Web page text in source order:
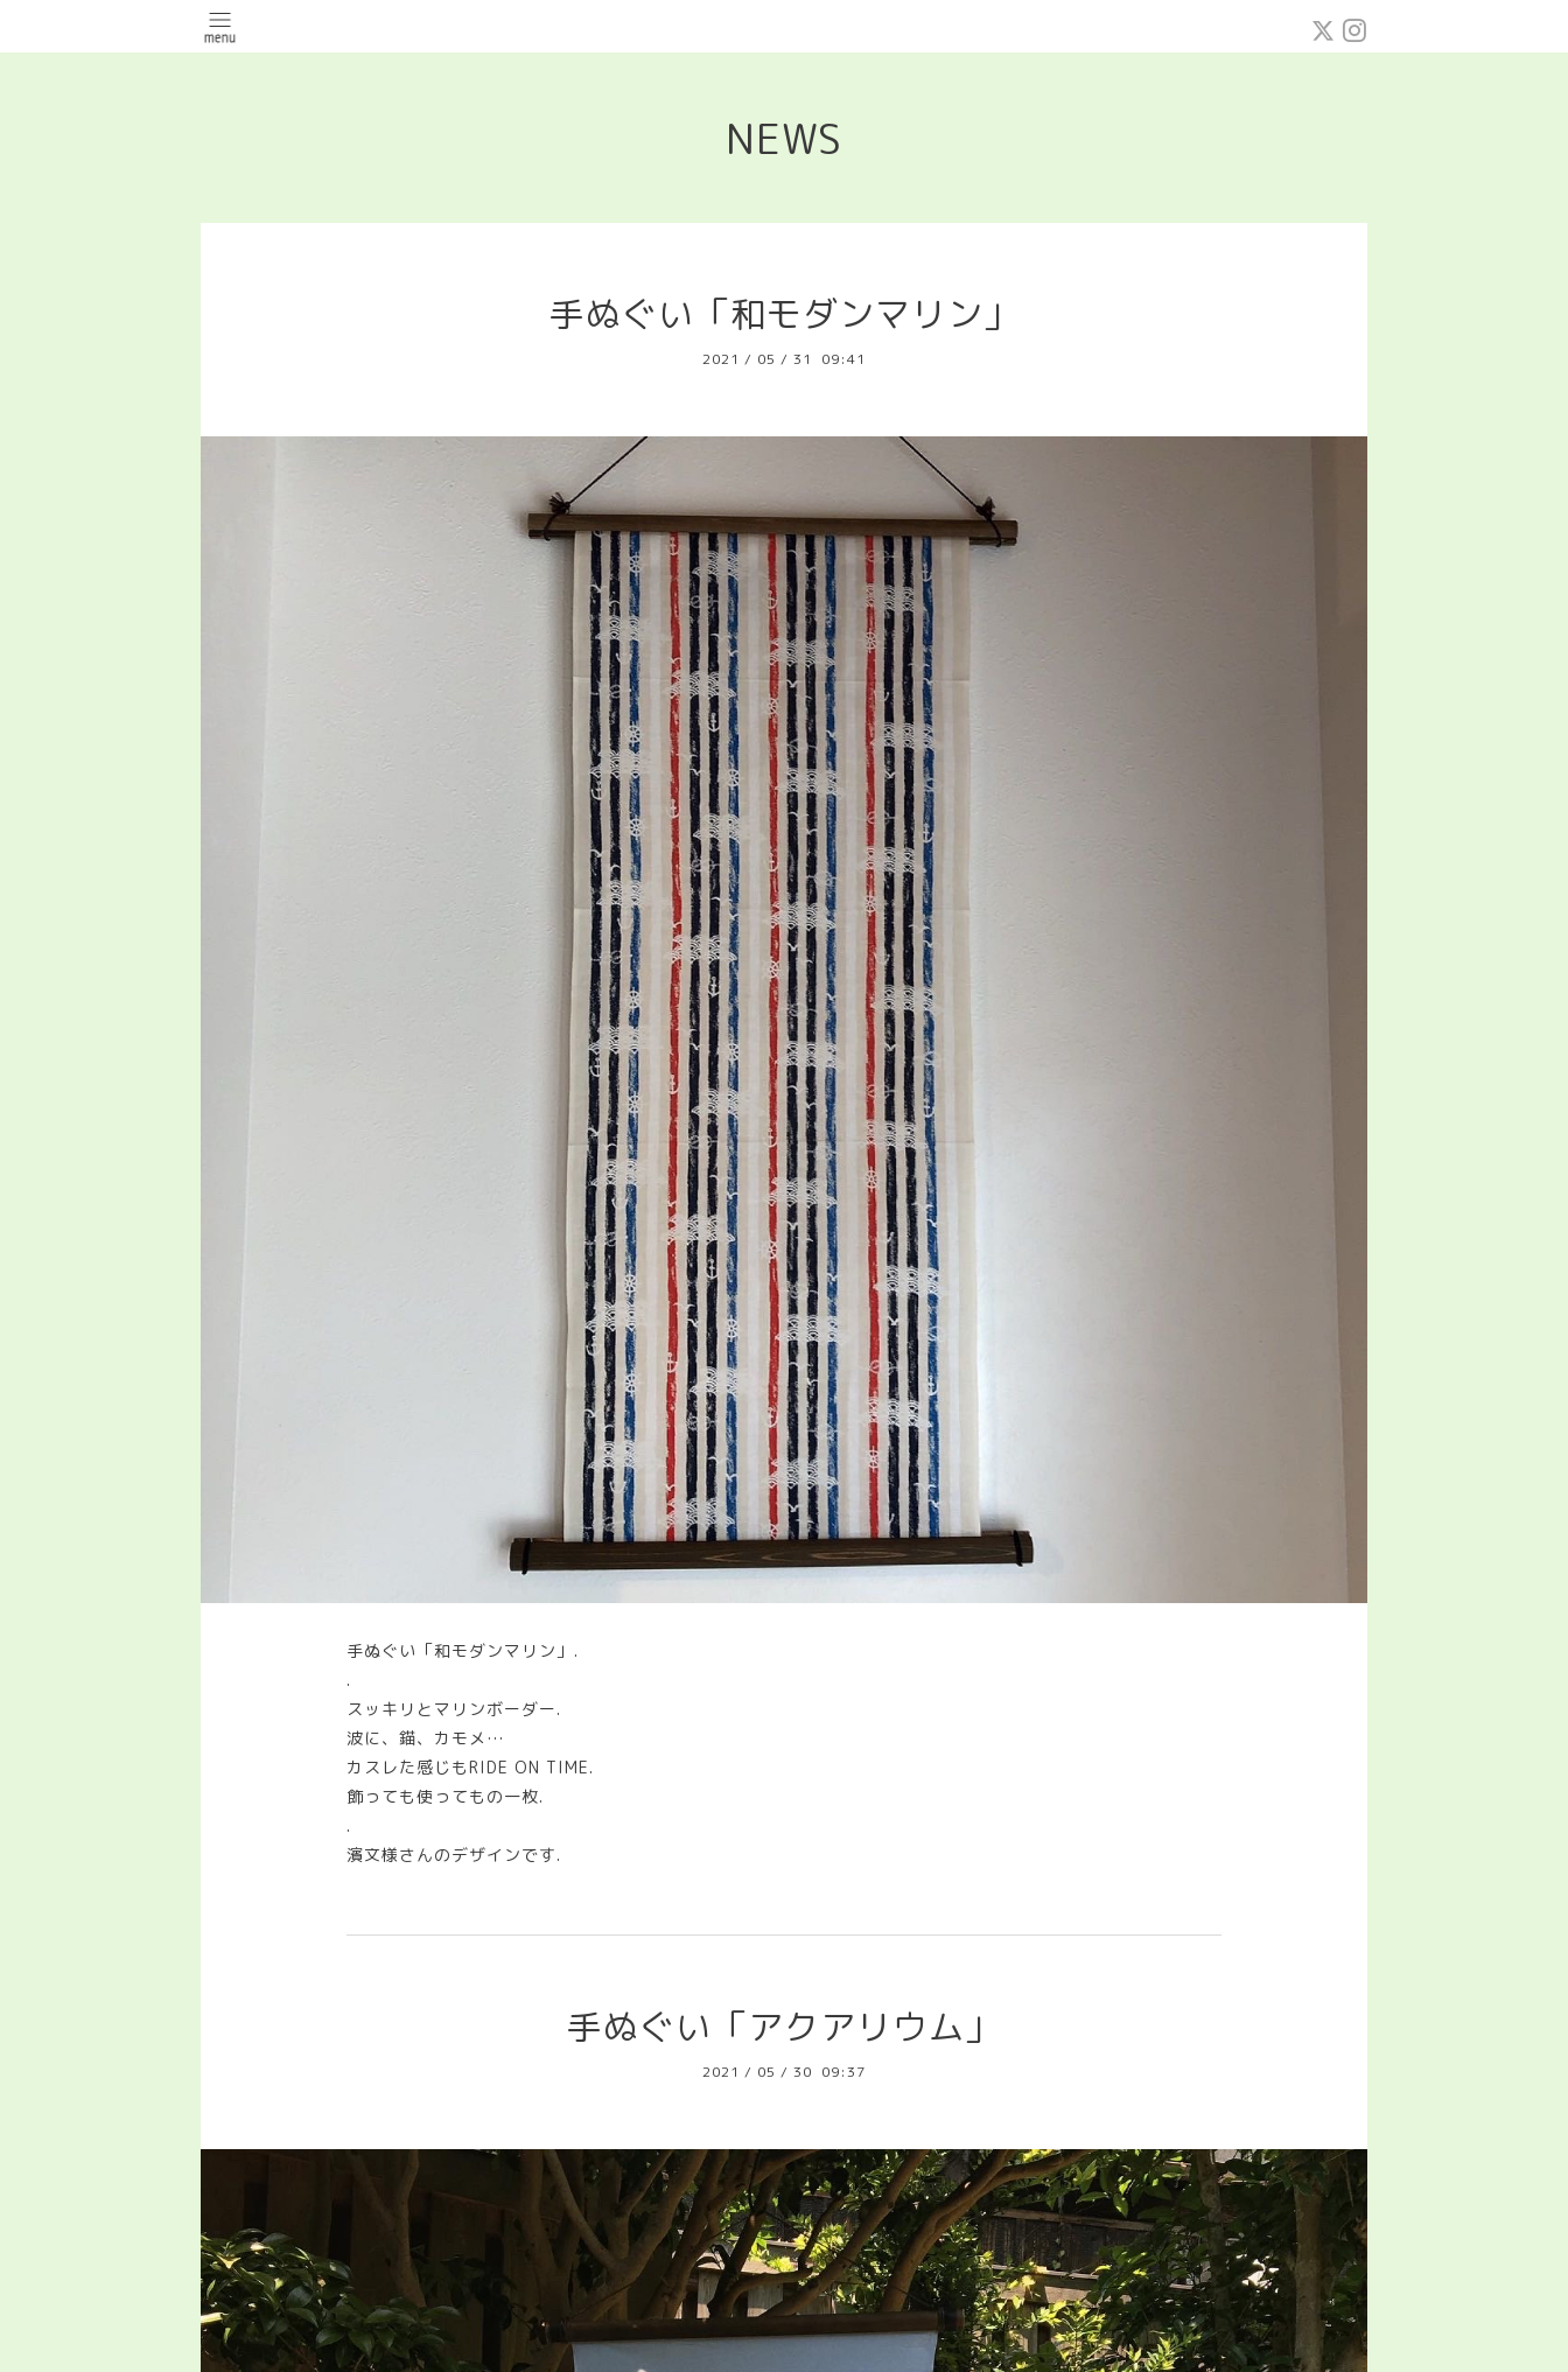
NEWS
手ぬぐい「和モダンマリン」
2021 / 05 / 31 09:41
手ぬぐい「和モダンマリン」.
.
スッキリとマリンボーダー.
波に、錨、カモメ…
カスレた感じもRIDE ON TIME.
飾っても使ってもの一枚.
.
濱文様さんのデザインです.
手ぬぐい「アクアリウム」
2021 / 05 / 30 09:37